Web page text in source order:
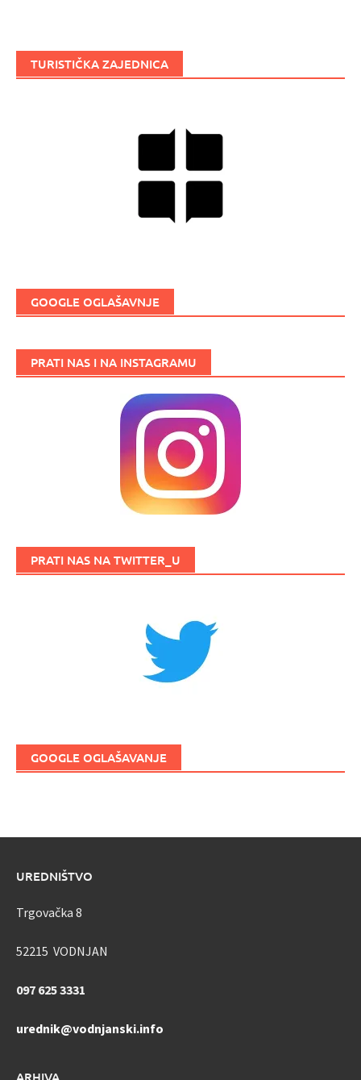
TURISTIČKA ZAJEDNICA
GOOGLE OGLAŠAVNJE
PRATI NAS I NA INSTAGRAMU
PRATI NAS NA TWITTER_U
GOOGLE OGLAŠAVANJE
UREDNIŠTVO
Trgovačka 8
52215 VODNJAN
097 625 3331
urednik@vodnjanski.info